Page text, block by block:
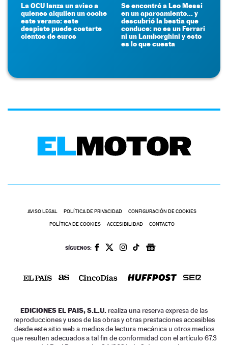
La OCU lanza un aviso a
quienes alquilen un coche
este verano: este
despiste puede costarte
cientos de euros
Se encontró a Leo Messi
en un aparcamiento... y
descubrió la bestia que
conduce: no es un Ferrari
ni un Lamborghini y esto
es lo que cuesta
AVISO LEGAL POLÍTICA DE PRIVACIDAD CONFIGURACIÓN DE COOKIES
POLÍTICA DE COOKIES ACCESIBILIDAD CONTACTO
SÍGUENOS:
EDICIONES EL PAIS, S.L.U. realiza una reserva expresa de las
reproducciones y usos de las obras y otras prestaciones accesibles
desde este sitio web a medios de lectura mecánica u otros medios
que resulten adecuados a tal fin de conformidad con el artículo 67.3